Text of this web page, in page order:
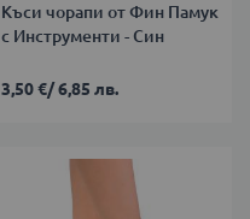
Къси чорапи от Фин Памук
с Инструменти - Син
3,50 €/6,85 лв.